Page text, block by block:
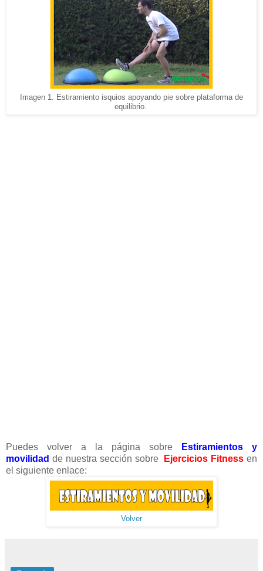
Imagen 1. Estiramiento isquios apoyando pie sobre plataforma de
equilibrio.
Puedes volver a la página sobre
Estiramientos y
movilidad de nuestra sección sobre Ejercicios Fitness en
el siguiente enlace:
Volver